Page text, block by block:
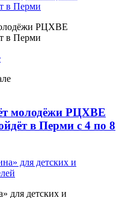
РЦХВЕ
в Перми
молодёжи РЦХВЕ
в Перми с 4 по 8
для детских и